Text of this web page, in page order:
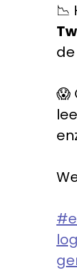
📉
😱